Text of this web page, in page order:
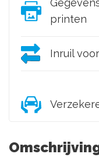
printen
Inruil